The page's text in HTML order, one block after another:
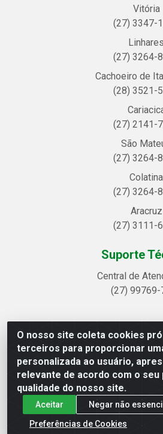
O nosso site coleta cookies
terceiros para proporcionar
personalizada ao usuário,
relevante de acordo com o
qualidade do nosso site.
Aceitar
Negar não
Preferências de Cookies
Vitória
(27) 3347-
Linhares
(27) 3264-
Cachoeiro de
(28) 3521-
(27) 2141-
São
(27) 3264-
Colatina
(27) 3264-
Aracruz
(27) 3111-
Suporte
Central de
(27) 99769-
Linhavix Distribuidora LTDA -
Quadra314 Lote 05 e 07 - Shell,
29.901-605 - CNPJ